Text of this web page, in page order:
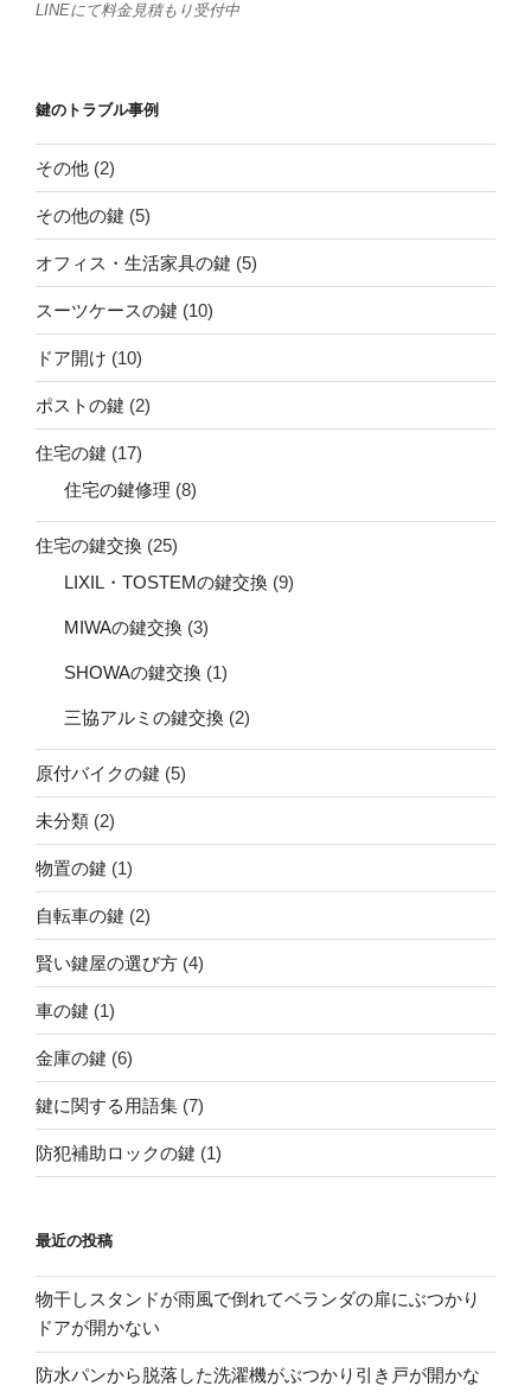
LINEにて料金見積もり受付中
鍵のトラブル事例
その他 (2)
その他の鍵 (5)
オフィス・生活家具の鍵 (5)
スーツケースの鍵 (10)
ドア開け (10)
ポストの鍵 (2)
住宅の鍵 (17)
住宅の鍵修理 (8)
住宅の鍵交換 (25)
LIXIL・TOSTEMの鍵交換 (9)
MIWAの鍵交換 (3)
SHOWAの鍵交換 (1)
三協アルミの鍵交換 (2)
原付バイクの鍵 (5)
未分類 (2)
物置の鍵 (1)
自転車の鍵 (2)
賢い鍵屋の選び方 (4)
車の鍵 (1)
金庫の鍵 (6)
鍵に関する用語集 (7)
防犯補助ロックの鍵 (1)
最近の投稿
物干しスタンドが雨風で倒れてベランダの扉にぶつかり
ドアが開かない
防水パンから脱落した洗濯機がぶつかり引き戸が開かな